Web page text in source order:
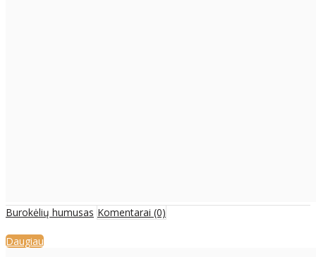
Burokėlių humusas Komentarai (0)
Daugiau